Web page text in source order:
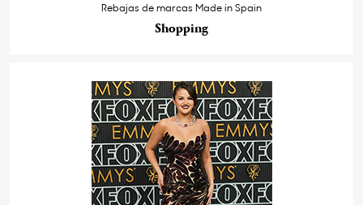
Rebajas de marcas Made in Spain
Shopping